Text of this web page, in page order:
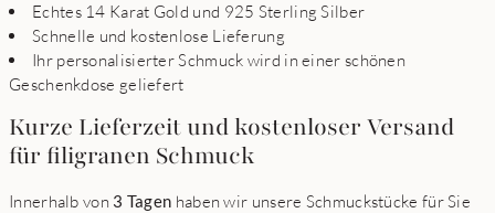
Echtes 14 Karat Gold und 925 Sterling Silber
Schnelle und kostenlose Lieferung
Ihr personalisierter Schmuck wird in einer schönen
Geschenkdose geliefert
Kurze Lieferzeit und kostenloser Versand
für filigranen Schmuck
Innerhalb von 3 Tagen haben wir unsere Schmuckstücke für Sie